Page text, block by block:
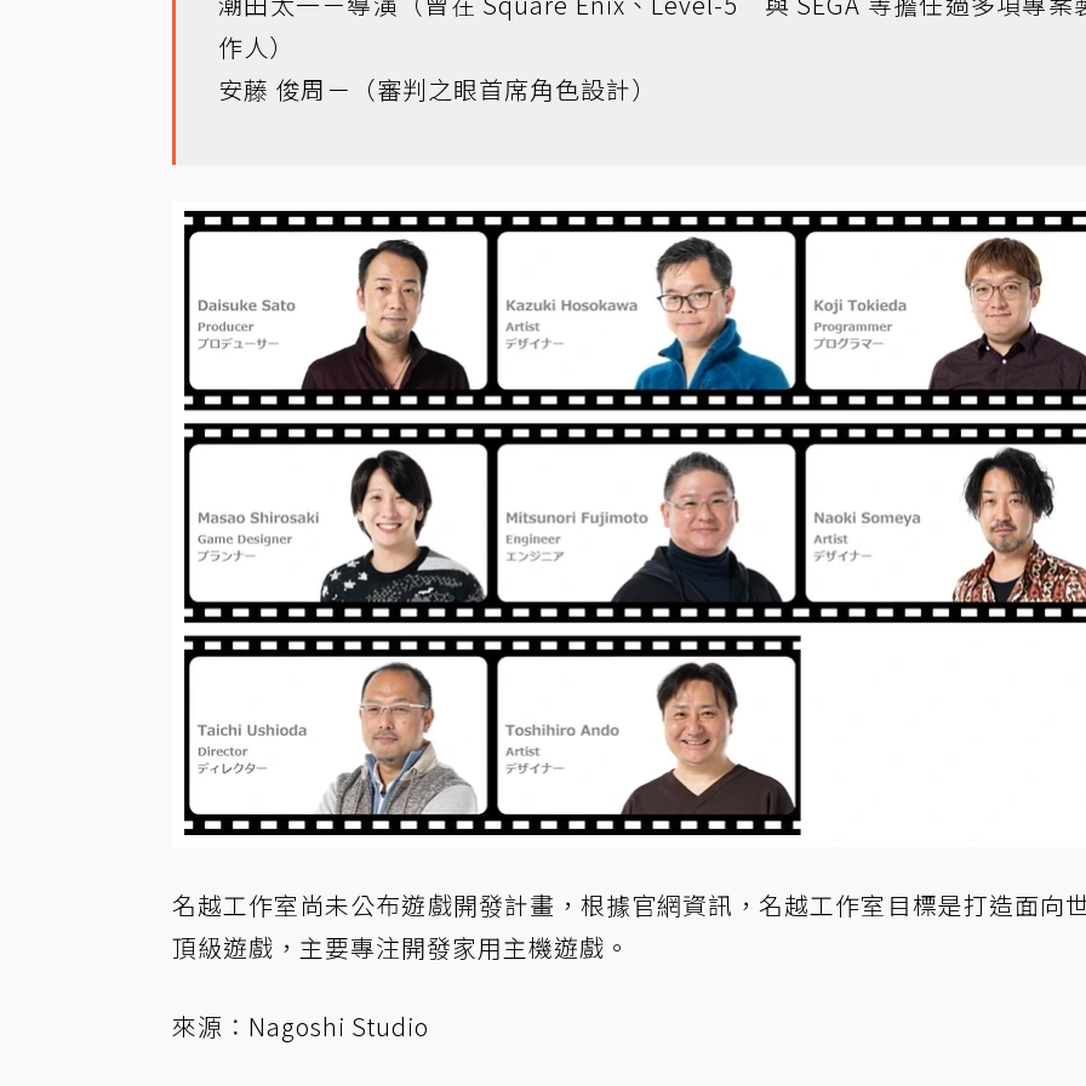
作人）
安藤 俊周－（審判之眼首席角色設計）
名越工作室尚未公布遊戲開發計畫，根據官網資訊，名越工作室目標是打造面向
頂級遊戲，主要專注開發家用主機遊戲。
來源： Nagoshi Studio